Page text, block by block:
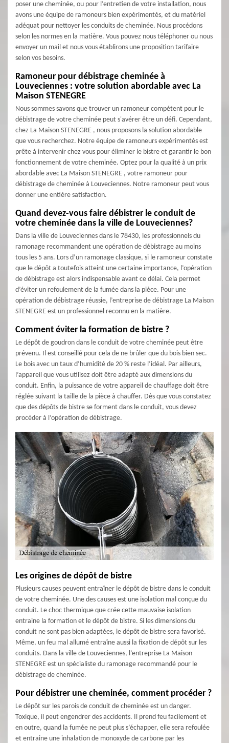
poser une cheminée, ou pour l’entretien de votre installation, nous
avons une équipe de ramoneurs bien expérimentés, et du matériel
adéquat pour nettoyer les conduits de cheminée. Nous procédons
selon les normes en la matière. Vous pouvez nous téléphoner ou nous
envoyer un mail et nous vous établirons une proposition tarifaire
selon vos besoins.
Ramoneur pour débistrage cheminée à
Louveciennes : votre solution abordable avec La
Maison STENEGRE
Nous sommes savons que trouver un ramoneur compétent pour le
débistrage de votre cheminée peut s'avérer être un défi. Cependant,
chez La Maison STENEGRE , nous proposons la solution abordable
que vous recherchez. Notre équipe de ramoneurs expérimentés est
prête à intervenir chez vous pour éliminer le bistre et garantir le bon
fonctionnement de votre cheminée. Optez pour la qualité à un prix
abordable avec La Maison STENEGRE , votre ramoneur pour
débistrage de cheminée à Louveciennes. Notre ramoneur peut vous
donner une entière satisfaction.
Quand devez-vous faire débistrer le conduit de
votre cheminée dans la ville de Louveciennes?
Dans la ville de Louveciennes dans le 78430, les professionnels du
ramonage recommandent une opération de débistrage au moins
tous les 5 ans. Lors d’un ramonage classique, si le ramoneur constate
que le dépôt a toutefois atteint une certaine importance, l’opération
de débistrage est alors indispensable avant ce délai. Cela permet
d’éviter un refoulement de la fumée dans la pièce. Pour une
opération de débistrage réussie, l’entreprise de débistrage La Maison
STENEGRE est un professionnel reconnu en la matière.
Comment éviter la formation de bistre ?
Le dépôt de goudron dans le conduit de votre cheminée peut être
prévenu. Il est conseillé pour cela de ne brûler que du bois bien sec.
Le bois avec un taux d’humidité de 20 % reste l’idéal. Par ailleurs,
l’appareil que vous utilisez doit être adapté aux dimensions du
conduit. Enfin, la puissance de votre appareil de chauffage doit être
réglée suivant la taille de la pièce à chauffer. Dès que vous constatez
que des dépôts de bistre se forment dans le conduit, vous devez
procéder à l’opération de débistrage.
Les origines de dépôt de bistre
Plusieurs causes peuvent entraîner le dépôt de bistre dans le conduit
de votre cheminée. Une des causes est une isolation mal conçue du
conduit. Le choc thermique que crée cette mauvaise isolation
entraine la formation et le dépôt de bistre. Si les dimensions du
conduit ne sont pas bien adaptées, le dépôt de bistre sera favorisé.
Même, un feu mal allumé entraîne aussi la fixation de dépôt sur les
conduits. Dans la ville de Louveciennes, l’entreprise La Maison
STENEGRE est un spécialiste du ramonage recommandé pour le
débistrage de cheminée.
Pour débistrer une cheminée, comment procéder ?
Le dépôt sur les parois de conduit de cheminée est un danger.
Toxique, il peut engendrer des accidents. Il prend feu facilement et
en outre, quand la fumée ne peut plus s’échapper, elle sera refoulée
et entraine une inhalation de monoxyde de carbone par les